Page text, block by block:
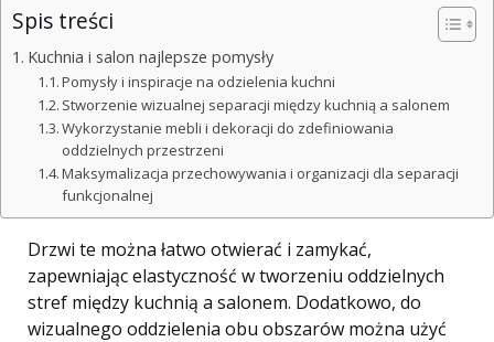
Spis treści
Kuchnia i salon najlepsze pomysły
Pomysły i inspiracje na odzielenia kuchni
Stworzenie wizualnej separacji między kuchnią a salonem
Wykorzystanie mebli i dekoracji do zdefiniowania
oddzielnych przestrzeni
Maksymalizacja przechowywania i organizacji dla separacji
funkcjonalnej
Drzwi te można łatwo otwierać i zamykać,
zapewniając elastyczność w tworzeniu oddzielnych
stref między kuchnią a salonem. Dodatkowo, do
wizualnego oddzielenia obu obszarów można użyć